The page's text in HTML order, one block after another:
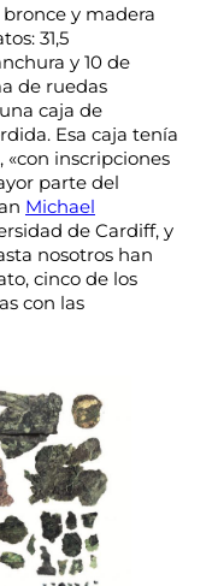
y madera
31,5
y 10 de
de ruedas
caja de
Esa caja tenía
inscripciones
parte del
Michael
de Cardiff, y
nosotros han
cinco de los
con las